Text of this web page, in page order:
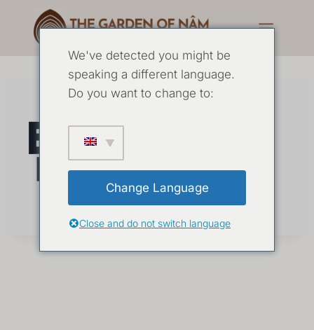
템플릿 1
We've detected you might be
speaking a different language.
Do you want to change to:
Change Language
Close and do not switch language